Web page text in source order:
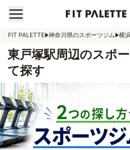
FIT PALETTE 神奈川県のスポーツジム 横
東戸塚駅周辺のスポ
て探す